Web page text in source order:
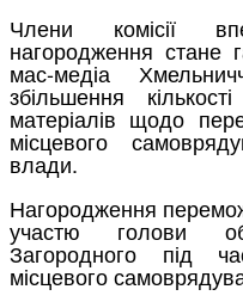
Члени комісії
нагородження стане
мас-медіа
збільшення
матеріалів щодо
місцевого
влади.
Нагородження
участю голови
Загородного під
місцевого